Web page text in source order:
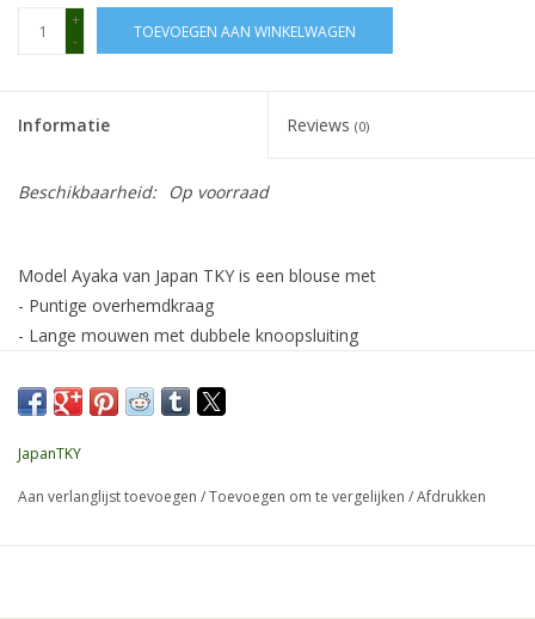
+
-
TOEVOEGEN AAN WINKELWAGEN
Informatie Reviews (0)
Beschikbaarheid: Op voorraad
Model Ayaka van Japan TKY is een blouse met
- Puntige overhemdkraag
- Lange mouwen met dubbele knoopsluiting
knoop doorlopende knoopsluiting middenvoor
Combineer deze blouse met de pantalon Trixie of Antigua om je
outfit compleet te maken
JapanTKY
Aan verlanglijst toevoegen /Toevoegen om te vergelijken /Afdrukken